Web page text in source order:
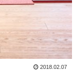
2018.02.07